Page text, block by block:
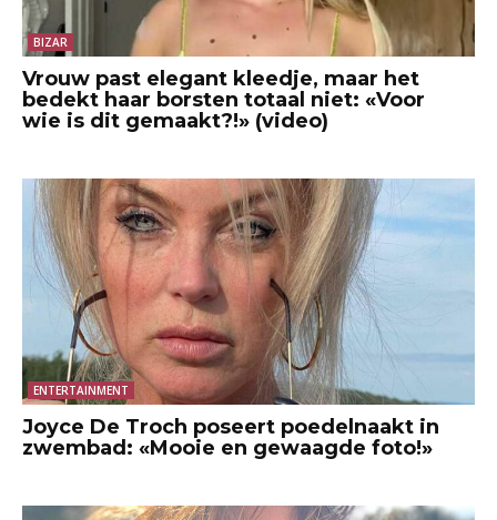
BIZAR
Vrouw past elegant kleedje, maar het
bedekt haar borsten totaal niet: «Voor
wie is dit gemaakt?!» (video)
ENTERTAINMENT
Joyce De Troch poseert poedelnaakt in
zwembad: «Mooie en gewaagde foto!»